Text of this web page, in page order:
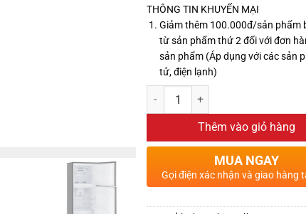
THÔNG TIN KHUYẾN MẠI
Giảm thêm 100.000đ/sản phẩm
từ sản phẩm thứ 2 đối với đơn
sản phẩm (Áp dụng với các sản
tử, điện lạnh)
Thêm vào giỏ hàng
MUA NGAY
Gọi điện xác nhận và giao hàng